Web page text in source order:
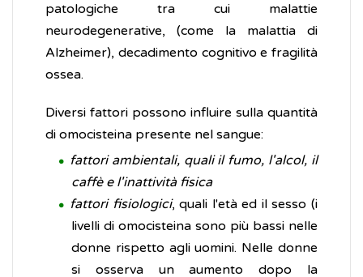
patologiche tra cui malattie
neurodegenerative, (come la malattia di
Alzheimer), decadimento cognitivo e fragilità
ossea.
Diversi fattori possono influire sulla quantità
di omocisteina presente nel sangue:
fattori ambientali, quali il fumo, l'alcol, il
caffè e l'inattività fisica
fattori fisiologici, quali l'età ed il sesso (i
livelli di omocisteina sono più bassi nelle
donne rispetto agli uomini. Nelle donne
si osserva un aumento dopo la